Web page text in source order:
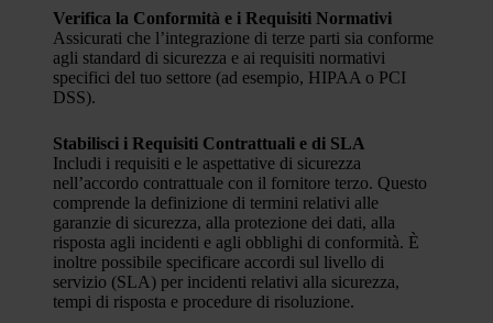
Verifica la Conformità e i Requisiti Normativi
Assicurati che l’integrazione di terze parti sia conforme
agli standard di sicurezza e ai requisiti normativi
specifici del tuo settore (ad esempio, HIPAA o PCI
DSS).
Stabilisci i Requisiti Contrattuali e di SLA
Includi i requisiti e le aspettative di sicurezza
nell’accordo contrattuale con il fornitore terzo. Questo
comprende la definizione di termini relativi alle
garanzie di sicurezza, alla protezione dei dati, alla
risposta agli incidenti e agli obblighi di conformità. È
inoltre possibile specificare accordi sul livello di
servizio (SLA) per incidenti relativi alla sicurezza,
tempi di risposta e procedure di risoluzione.